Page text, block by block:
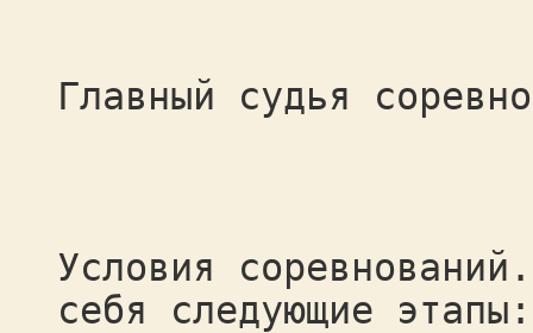
Главный судья
Условия
себя следующие этапы: